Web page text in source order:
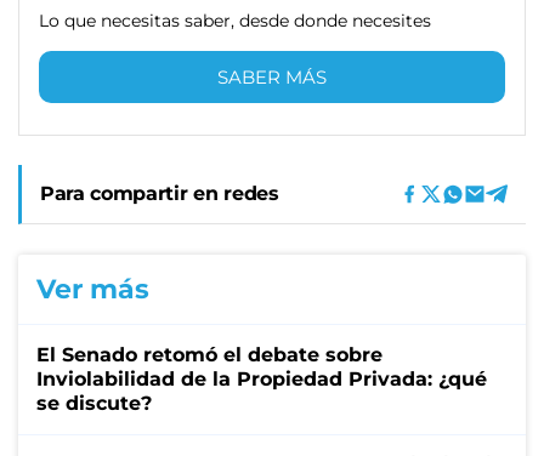
Lo que necesitas saber, desde donde necesites
SABER MÁS
Para compartir en redes
Ver más
El Senado retomó el debate sobre
Inviolabilidad de la Propiedad Privada: ¿qué
se discute?